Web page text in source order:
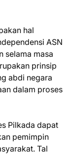
hal
ASN
selama masa
prinsip
abdi negara
dalam proses
Pilkada dapat
pemimpin
Tal